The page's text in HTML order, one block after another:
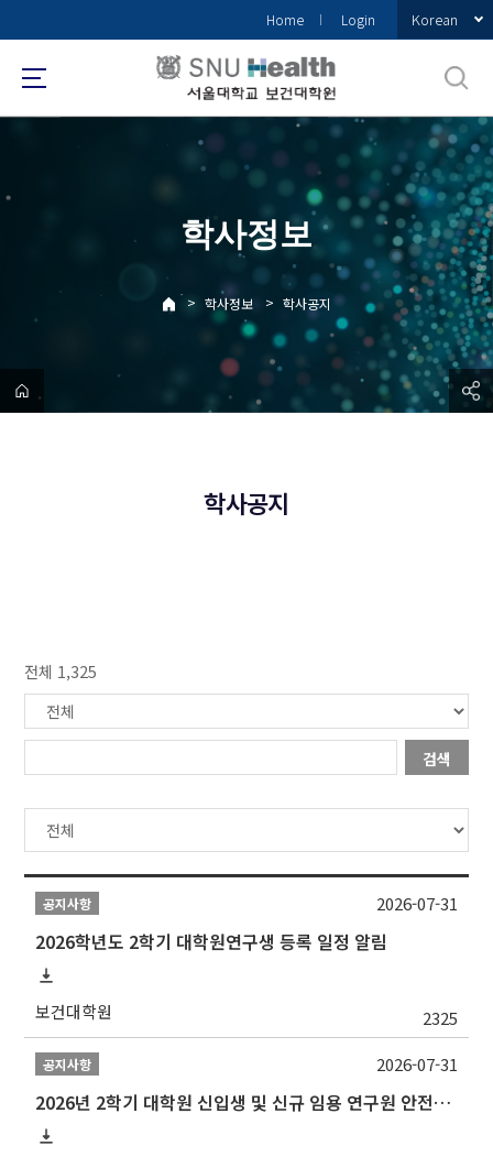
로
메
Home Login Korean
학사정보
> 학사정보 > 학사공지
학사공지
전체 1,325
검색
공지사항
2026학년도 2학기 대학원연구생 등록 일정 알림
보건대학원 2325
2026-07-31
공지사항
2026년 2학기 대학원 신입생 및 신규 임용 연구원 안전환경교육(신규교육) 실시 안내
2026-07-31